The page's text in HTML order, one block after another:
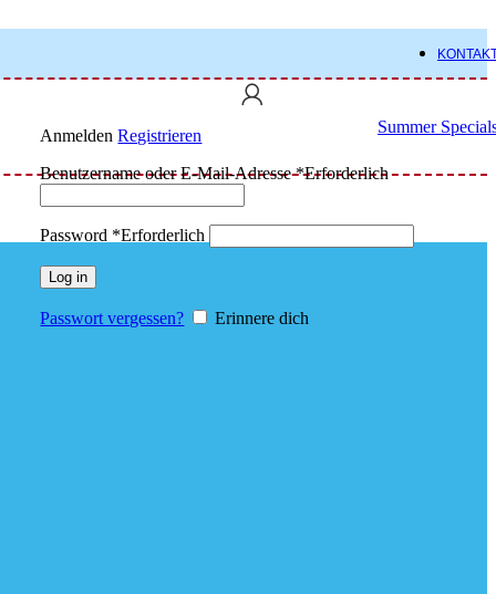
Summer
AnmeldenRegistrieren
Benutzername oder E-Mail-Adresse*Erforderlich
Password *Erforderlich
Log in
Passwort vergessen? Erinnere dich